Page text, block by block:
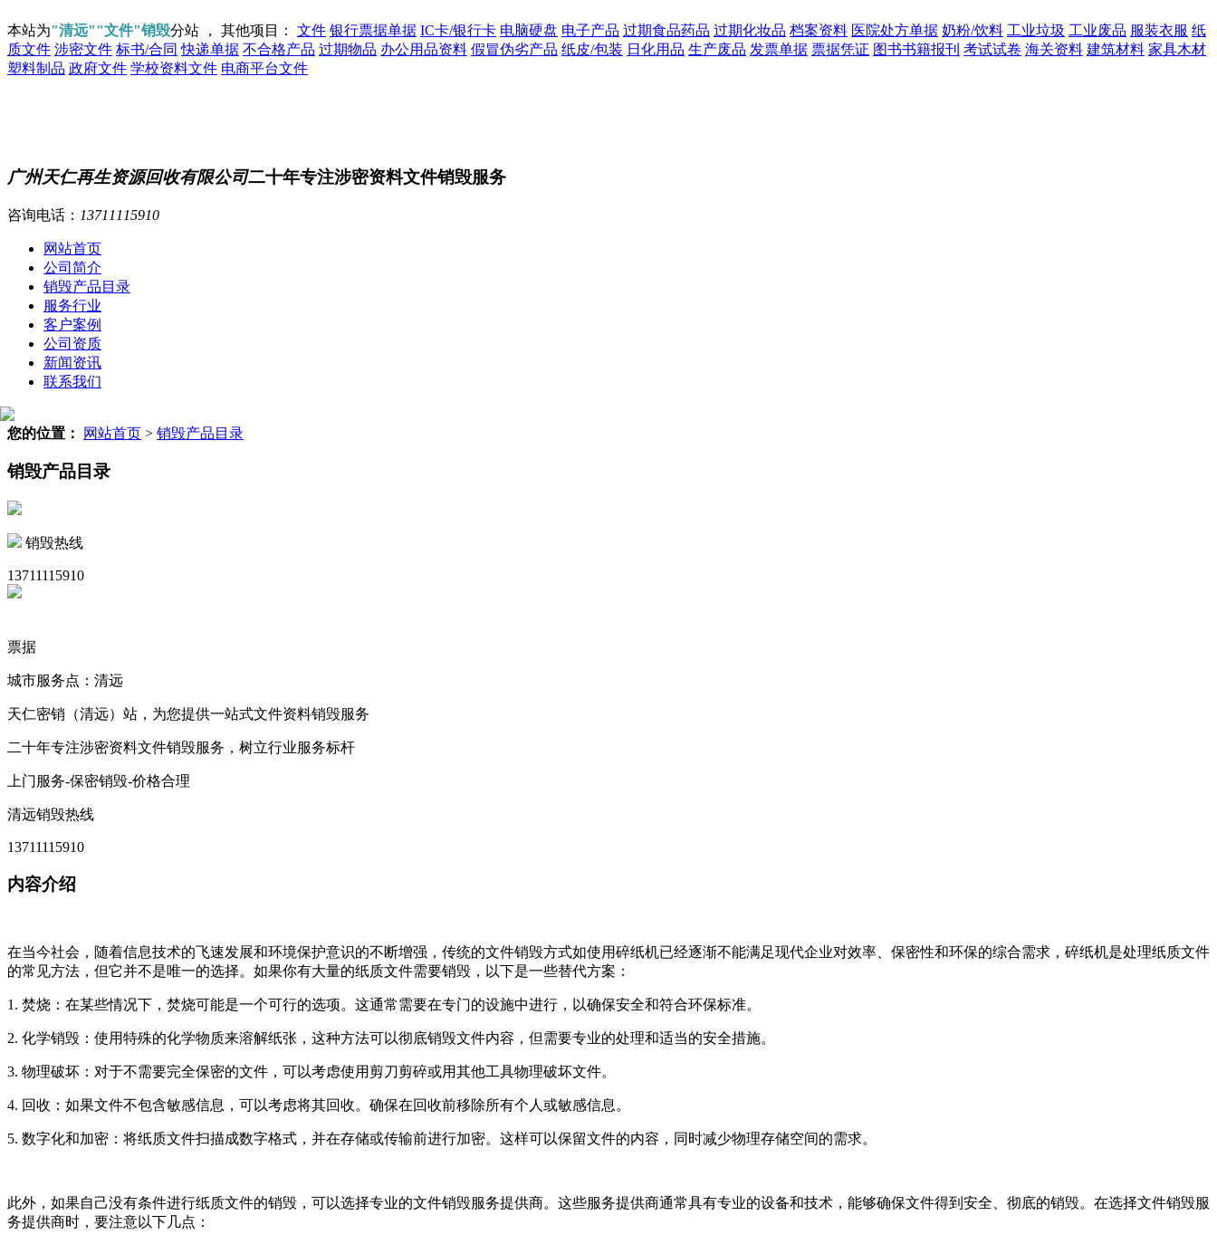
本站为"清远""文件"销毁分站 ， 其他项目： 文件 银行票据单据 IC卡/银行卡 电脑硬盘 电子产品 过期食品药品 过期化妆品 档案资料 医院处方单据 奶粉/饮料 工业垃圾 工业废品 服装衣服 纸
质文件 涉密文件 标书/合同 快递单据 不合格产品 过期物品 办公用品资料 假冒伪劣产品 纸皮/包装 日化用品 生产废品 发票单据 票据凭证 图书书籍报刊 考试试卷 海关资料 建筑材料 家具木材
塑料制品 政府文件 学校资料文件 电商平台文件
广州天仁再生资源回收有限公司二十年专注涉密资料文件销毁服务
咨询电话： 13711115910
网站首页
公司简介
销毁产品目录
服务行业
客户案例
公司资质
新闻资讯
联系我们
您的位置： 网站首页 > 销毁产品目录
销毁产品目录
销毁热线
13711115910
票据
城市服务点：清远
天仁密销（清远）站，为您提供一站式文件资料销毁服务
二十年专注涉密资料文件销毁服务，树立行业服务标杆
上门服务-保密销毁-价格合理
清远销毁热线
13711115910
内容介绍
在当今社会，随着信息技术的飞速发展和环境保护意识的不断增强，传统的文件销毁方式如使用碎纸机已经逐渐不能满足现代企业对效率、保密性和环保的综合需求，碎纸机是处理纸质文件
的常见方法，但它并不是唯一的选择。如果你有大量的纸质文件需要销毁，以下是一些替代方案：
1. 焚烧：在某些情况下，焚烧可能是一个可行的选项。这通常需要在专门的设施中进行，以确保安全和符合环保标准。
2. 化学销毁：使用特殊的化学物质来溶解纸张，这种方法可以彻底销毁文件内容，但需要专业的处理和适当的安全措施。
3. 物理破坏：对于不需要完全保密的文件，可以考虑使用剪刀剪碎或用其他工具物理破坏文件。
4. 回收：如果文件不包含敏感信息，可以考虑将其回收。确保在回收前移除所有个人或敏感信息。
5. 数字化和加密：将纸质文件扫描成数字格式，并在存储或传输前进行加密。这样可以保留文件的内容，同时减少物理存储空间的需求。
此外，如果自己没有条件进行纸质文件的销毁，可以选择专业的文件销毁服务提供商。这些服务提供商通常具有专业的设备和技术，能够确保文件得到安全、彻底的销毁。在选择文件销毁服
务提供商时，要注意以下几点：